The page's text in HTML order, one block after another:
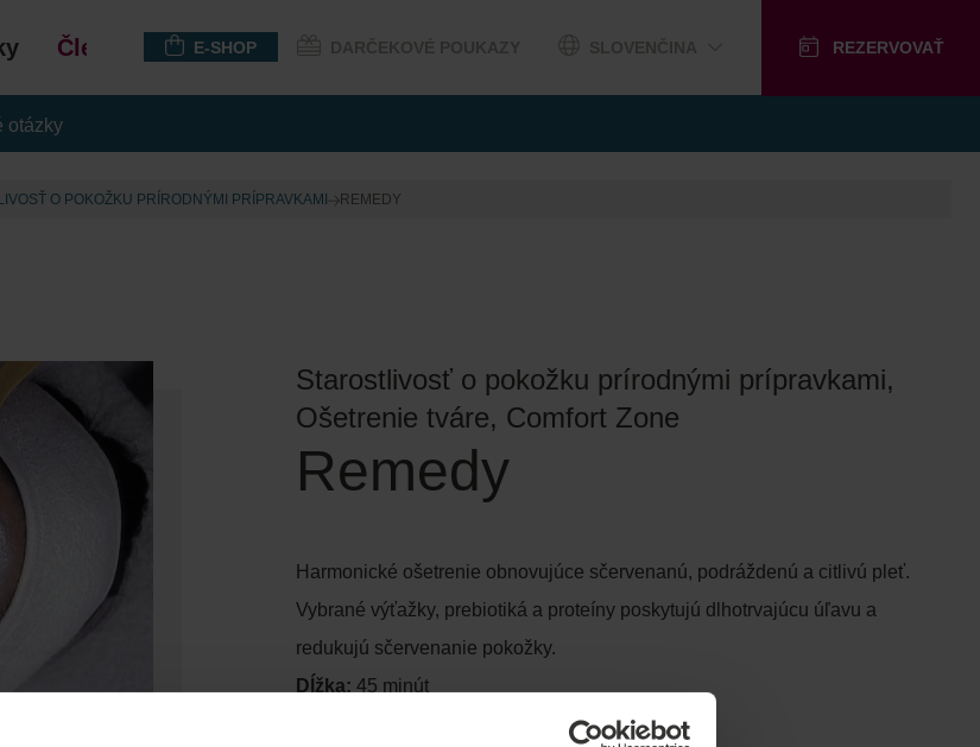
Členstvo E-SHOP REZERVOVAŤ
otázky
O POKOŽKU PRÍRODNÝMI PRÍPRAVKAMI REMEDY
Starostlivosť o pokožku prírodnými prípravkami,
Ošetrenie tváre, Comfort Zone
Remedy
Harmonické ošetrenie obnovujúce sčervenanú, podráždenú a citlivú pleť.
Vybrané výťažky, prebiotiká a proteíny poskytujú dlhotrvajúcu úľavu a
redukujú sčervenanie pokožky.
Dĺžka: 45 minút